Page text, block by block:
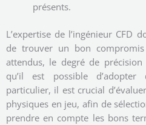
présents.
L’expertise de l’ingénieur CFD
de trouver un bon
attendus, le degré de
qu’il est possible
particulier, il est crucial
physiques en jeu, afin de
prendre en compte les bons